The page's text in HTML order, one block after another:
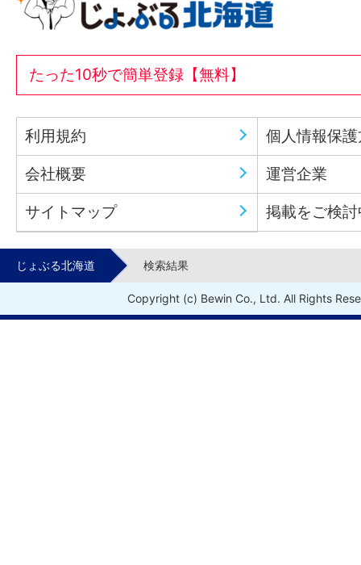
たった10秒で簡単登録【無料】
利用規約 個人情報保
会社概要 運営企業
サイトマップ 掲載をご検
じょぶる北海道 検索結果
Copyright (c) Bewin Co., Ltd. All Rights